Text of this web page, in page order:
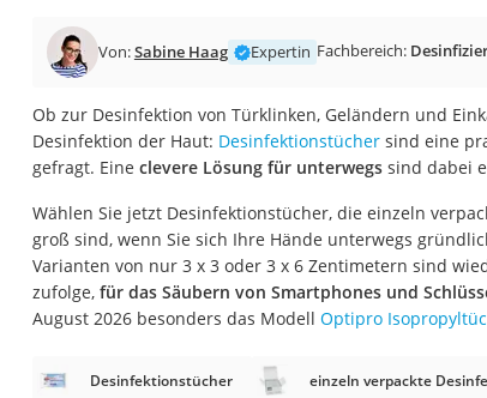
Masturbator
Epilierer
leichter
Von:Sabine Haag Expertin Fachbereich:
Ob zur Desinfektion von Türklinken, Geländern und
Desinfektion der Haut: Desinfektionstüchersind eine
gefragt. Eine clevere Lösung für unterwegssind dabei
Wählen Sie jetzt Desinfektionstücher, die einzeln
groß sind, wenn Sie sich Ihre Hände unterwegs
Varianten von nur 3 x 3 oder 3 x 6 Zentimetern sind
zufolge, für das Säubern von Smartphones und
August 2026 besonders das Modell Optipro
Desinfektionstücher einzeln verpackte